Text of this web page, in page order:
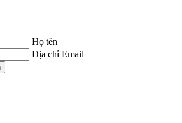
Họ tên
Địa chỉ Email